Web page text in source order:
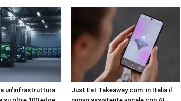
un’infrastruttura
Just Eat Takeaway.com: in Italia il